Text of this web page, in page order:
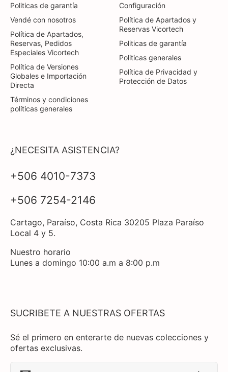
Politicas de garantía
Vendé con nosotros
Política de Apartados,
Reservas, Pedidos
Especiales Vicortech
Política de Versiones
Globales e Importación
Directa
Términos y condiciones
políticas generales
Configuración
Política de Apartados y
Reservas Vicortech
Politicas de garantía
Politicas generales
Política de Privacidad y
Protección de Datos
¿NECESITA ASISTENCIA?
+506 4010-7373
+506 7254-2146
Cartago, Paraíso, Costa Rica 30205 Plaza Paraíso
Local 4 y 5.
Nuestro horario
Lunes a domingo 10:00 a.m a 8:00 p.m
SUCRIBETE A NUESTRAS OFERTAS
Sé el primero en enterarte de nuevas colecciones y
ofertas exclusivas.